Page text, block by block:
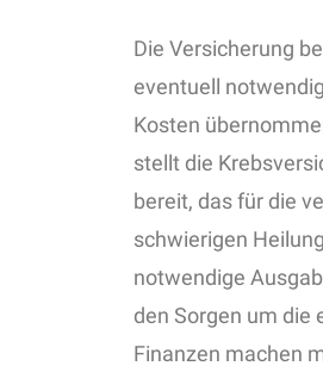
Die Versicherung
eventuell
Kosten
stellt die
bereit, das für die
schwierigen
notwendige
den Sorgen um die
Finanzen machen